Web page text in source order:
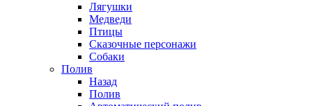
Лягушки
Медведи
Птицы
Сказочные персонажи
Собаки
Полив
Назад
Полив